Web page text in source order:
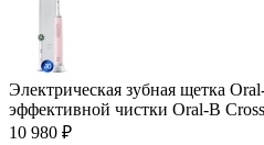
Электрическая зубная щетка
эффективной чистки Oral-B
10 980 ₽